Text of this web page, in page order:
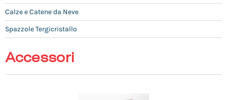
Calze e Catene da Neve
Spazzole Tergicristallo
Accessori